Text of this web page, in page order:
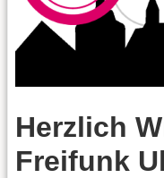
Herzlich
Freifunk